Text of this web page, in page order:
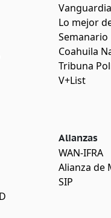
Vanguardia
Lo mejor
Semanario
Coahuila
Tribuna
V+List
Alianzas
WAN-IFRA
Alianza de
SIP